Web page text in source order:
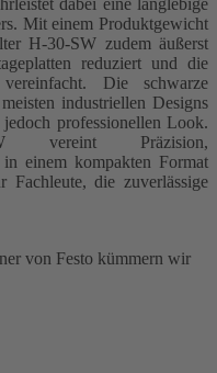
Mit einem Produktgewicht
H-30-SW zudem äußerst
reduziert und die
Die schwarze
industriellen Designs
professionellen Look.
vereint Präzision,
einem kompakten Format
Fachleute, die zuverlässige
von Festo kümmern wir